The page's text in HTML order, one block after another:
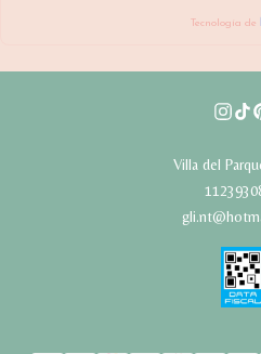
Tecnología de
Villa del